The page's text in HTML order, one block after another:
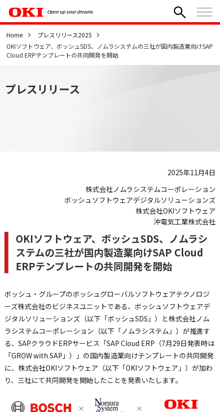
Home
プレスリリース2025
OKIソフトウェア、ボッシュSDS、ノムラシステムの三社が国内製造業向けSAP
Cloud ERPテンプレートの共同開発を開始
プレスリリース
2025年11月4日
株式会社ノムラシステムコーポレーション
ボッシュソフトウェアデジタルソリューションズ
株式会社OKIソフトウェア
沖電気工業株式会社
OKIソフトウェア、ボッシュSDS、ノムラシ
ステムの三社が国内製造業向けSAP Cloud
ERPテンプレートの共同開発を開始
ボッシュ・グループのボッシュグローバルソフトウェアテクノロジ
ーズ株式会社のビジネスユニットである、ボッシュソフトウェアデ
ジタルソリューションズ（以下「ボッシュSDS」）と株式会社ノム
ラシステムコーポレーション（以下「ノムラシステム」）が推進す
る、SAPクラウドERPサービス「SAP Cloud ERP（7月29日発表時は
「GROW with SAP」）」の国内製造業向けテンプレートの共同開発
に、株式会社OKIソフトウェア（以下「OKIソフトウェア」）が加わ
り、三社にて共同開発を開始したことを発表いたします。